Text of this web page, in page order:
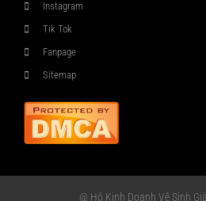
Instagram
Tik Tok
Fanpage
Sitemap
@ Hộ Kinh Doanh Vệ Sinh